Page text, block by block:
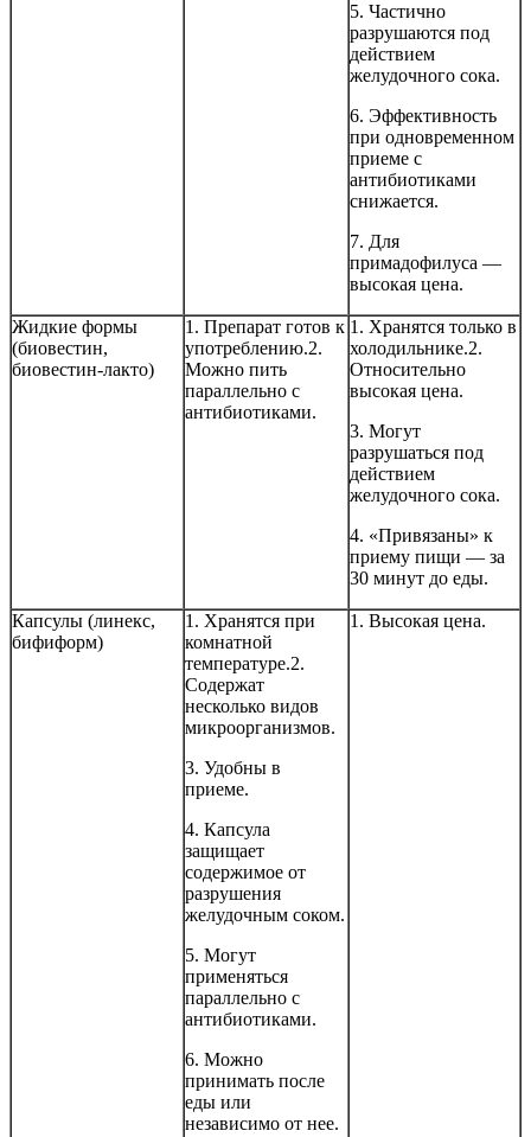
5. Частично
разрушаются под
действием
желудочного сока.
6. Эффективность
при одновременном
приеме с
антибиотиками
снижается.
7. Для
примадофилуса —
высокая цена.
Жидкие формы
(биовестин,
биовестин-лакто)
1. Препарат готов к
употреблению.2.
Можно пить
параллельно с
антибиотиками.
1. Хранятся только в
холодильнике.2.
Относительно
высокая цена.
3. Могут
разрушаться под
действием
желудочного сока.
4. «Привязаны» к
приему пищи — за
30 минут до еды.
Капсулы (линекс,
бифиформ)
1. Хранятся при
комнатной
температуре.2.
Содержат
несколько видов
микроорганизмов.
3. Удобны в
приеме.
4. Капсула
защищает
содержимое от
разрушения
желудочным соком.
5. Могут
применяться
параллельно с
антибиотиками.
6. Можно
принимать после
еды или
независимо от нее.
1. Высокая цена.